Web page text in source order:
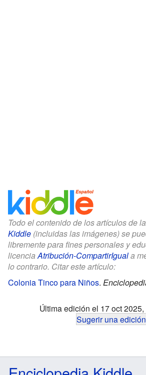
Todo el contenido de los artículos de la
Kiddle (incluidas las imágenes) se
libremente para fines personales y
licenciaAtribución-CompartirIguala
lo contrario. Citar este artículo:
Colonia Tinco para Niños.
Última edición el 17 oct
Sugerir una edición